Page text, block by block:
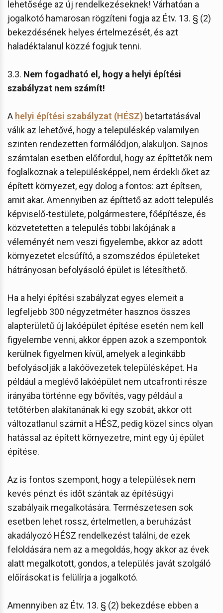
lehetősége az új rendelkezéseknek! Várhatóan a
jogalkotó hamarosan rögzíteni fogja az Étv. 13. § (2)
bekezdésének helyes értelmezését, és azt
haladéktalanul közzé fogjuk tenni.
3.3. Nem fogadható el, hogy a helyi építési
szabályzat nem számít!
A helyi építési szabályzat (HÉSZ) betartatásával
válik az lehetővé, hogy a településkép valamilyen
szinten rendezetten formálódjon, alakuljon. Sajnos
számtalan esetben előfordul, hogy az építtetők nem
foglalkoznak a településképpel, nem érdekli őket az
épített környezet, egy dolog a fontos: azt építsen,
amit akar. Amennyiben az építtető az adott település
képviselő-testülete, polgármestere, főépítésze, és
közvetetetten a település többi lakójának a
véleményét nem veszi figyelembe, akkor az adott
környezetet elcsúfító, a szomszédos épületeket
hátrányosan befolyásoló épület is létesíthető.
Ha a helyi építési szabályzat egyes elemeit a
legfeljebb 300 négyzetméter hasznos összes
alapterületű új lakóépület építése esetén nem kell
figyelembe venni, akkor éppen azok a szempontok
kerülnek figyelmen kívül, amelyek a leginkább
befolyásolják a lakóövezetek településképet. Ha
például a meglévő lakóépület nem utcafronti része
irányába történne egy bővítés, vagy például a
tetőtérben alakítanának ki egy szobát, akkor ott
változatlanul számít a HÉSZ, pedig közel sincs olyan
hatással az épített környezetre, mint egy új épület
építése.
Az is fontos szempont, hogy a települések nem
kevés pénzt és időt szántak az építésügyi
szabályaik megalkotására. Természetesen sok
esetben lehet rossz, értelmetlen, a beruházást
akadályozó HÉSZ rendelkezést találni, de ezek
feloldására nem az a megoldás, hogy akkor az évek
alatt megalkotott, gondos, a település javát szolgáló
előírásokat is felülírja a jogalkotó.
Amennyiben az Étv. 13. § (2) bekezdése ebben a